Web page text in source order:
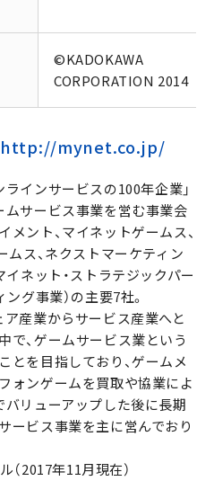
©KADOKAWA
CORPORATION 2014
http://mynet.co.jp/
インサービスの100年企業」
ムサービス事業を営む事業会
ント、マイネットゲームス、
ムス、ネクストマーケティン
イネット・ストラテジックパー
グ事業）の主要7社。
ア産業からサービス産業へと
で、ゲームサービス業という
とを目指しており、ゲームメ
ォンゲームを買取や協業によ
バリューアップした後に長期
ービス事業を主に営んでおり
2017年11月現在）